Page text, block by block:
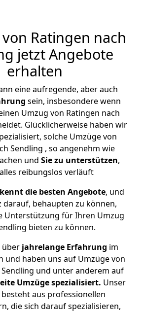
Ratingen nach
jetzt Angebote
erhalten
eine aufregende, aber auch
sein, insbesondere wenn
Umzug von Ratingen nach
Glücklicherweise haben wir
solche Umzüge von
Sendling , so angenehm wie
und Sie zu unterstützen,
reibungslos verläuft
die besten Angebote, und
darauf, behaupten zu können,
Unterstützung für Ihren Umzug
bieten zu können.
überjahrelange Erfahrung im
und haben uns auf Umzüge von
und unter anderem auf
Umzüge spezialisiert. Unser
aus professionellen
die sich darauf spezialisieren,